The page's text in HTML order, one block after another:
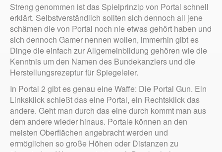
Streng genommen ist das Spielprinzip von Portal schnell
erklärt. Selbstverständlich sollten sich dennoch all jene
schämen die von Portal noch nie etwas gehört haben und
sich dennoch Gamer nennen wollen, immerhin gibt es
Dinge die einfach zur Allgemeinbildung gehören wie die
Kenntnis um den Namen des Bundekanzlers und die
Herstellungsrezeptur für Spiegeleier.
In Portal 2 gibt es genau eine Waffe: Die Portal Gun. Ein
Linksklick schießt das eine Portal, ein Rechtsklick das
andere. Geht man durch das eine durch kommt man aus
dem andere wieder hinaus. Portale können an den
meisten Oberflächen angebracht werden und
ermöglichen so große Höhen oder Distanzen zu